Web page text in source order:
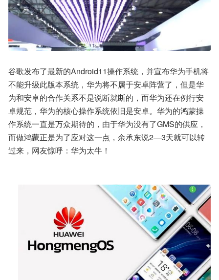
谷歌发布了最新的Android11操作系统，并宣布华为手机将
不能升级此版本系统，华为将不属于安卓阵营了，但是华
为和安卓的合作关系不是说断就断的，而华为还在例行安
卓规范，华为的核心操作系统依旧是安卓。华为的鸿蒙操
作系统一直是万众期待的，由于华为没有了GMS的供应，
而做鸿蒙正是为了应对这一点，余承东说2—3天就可以转
过来，网友惊呼：华为太牛！